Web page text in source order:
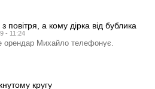
повітря, а кому дірка від бублика
- 11:24
орендар Михайло телефонує.
кругу